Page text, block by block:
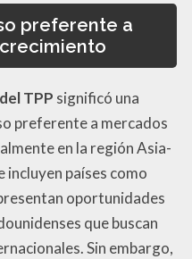
preferente a
TPP significó una
preferente a mercados
en la región Asia-
incluyen países como
oportunidades
que buscan
Sin embargo,